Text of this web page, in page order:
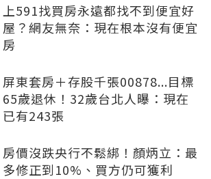
上591找買房永遠都找不到便宜好
屋？網友無奈：現在根本沒有便宜
房
屏東套房＋存股千張00878...目標
65歲退休！32歲台北人曝：現在
已有243張
房價沒跌央行不鬆綁！顏炳立：最
多修正到10%、買方仍可獲利